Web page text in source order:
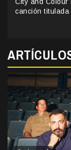
Reading
canción titulada